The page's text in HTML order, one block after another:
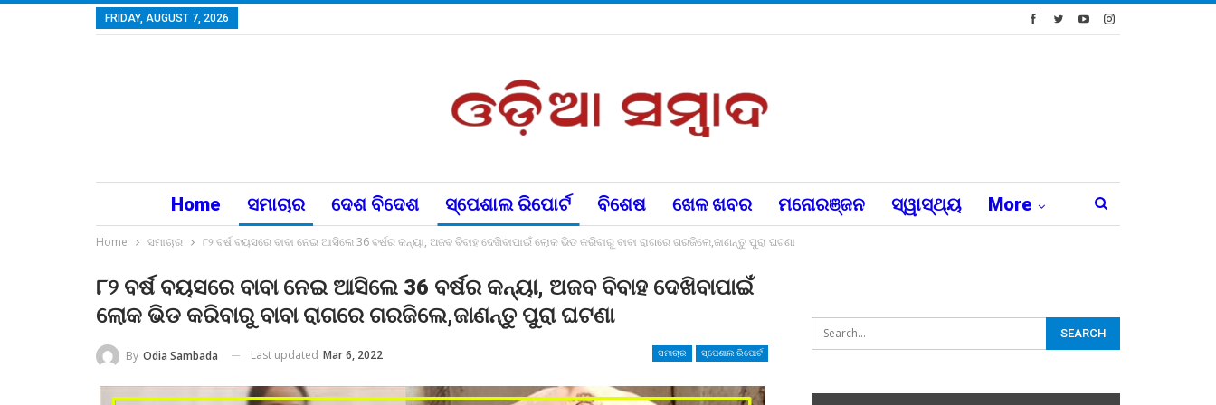
FRIDAY, AUGUST 7, 2026
Home ସମାଚାର ଦେଶ ବିଦେଶ ସ୍ପେଶାଲ ରିପୋର୍ଟ ବିଶେଷ ଖେଳ ଖବର ମନୋରଞ୍ଜନ ସ୍ୱାସ୍ଥ୍ୟ More
Home ସମାଚାର ୮୨ ବର୍ଷ ବୟସରେ ବାବା ନେଇ ଆସିଲେ 36 ବର୍ଷର କନ୍ୟା, ଅଜବ ବିବାହ ଦେଖିବାପାଇଁ ଲୋକ ଭିଡ କରିବାରୁ ବାବା ରାଗରେ ଗରଜିଲେ,ଜାଣନ୍ତୁ ପୁରା ଘଟଣା
୮୨ ବର୍ଷ ବୟସରେ ବାବା ନେଇ ଆସିଲେ 36 ବର୍ଷର କନ୍ୟା, ଅଜବ ବିବାହ ଦେଖିବାପାଇଁ
ଲୋକ ଭିଡ କରିବାରୁ ବାବା ରାଗରେ ଗରଜିଲେ,ଜାଣନ୍ତୁ ପୁରା ଘଟଣା
ସମାଚାର ସ୍ପେଶାଲ ରିପୋର୍ଟ
By Odia Sambada Last updated Mar 6, 2022